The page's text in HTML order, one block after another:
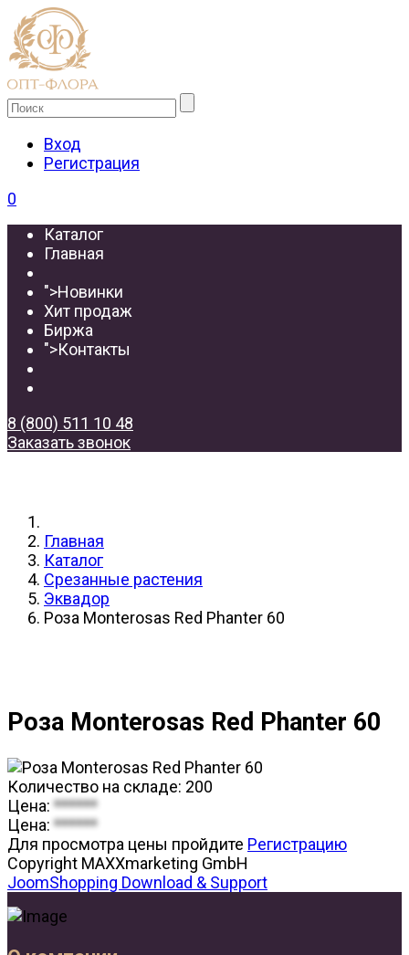
Вход
Регистрация
0
Каталог
Главная
">Новинки
Хит продаж
Биржа
">Контакты
8 (800) 511 10 48
Заказать звонок
Главная
Каталог
Срезанные растения
Эквадор
Роза Monterosas Red Phanter 60
Роза Monterosas Red Phanter 60
Количество на складе: 200
Цена:******
Цена:******
Для просмотра цены пройдите Регистрацию
Copyright MAXXmarketing GmbH
JoomShopping Download & Support